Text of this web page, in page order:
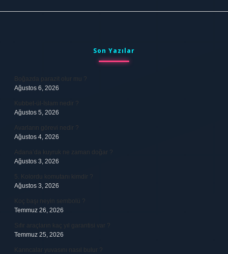
Son Yazılar
Boğazda parazit olur mu ?
Ağustos 6, 2026
Kubbet-ül-İslam nedir ?
Ağustos 5, 2026
Avarların görevi nedir ?
Ağustos 4, 2026
Adana’da kuyruk ne zaman doğar ?
Ağustos 3, 2026
5. Kolordu komutanı kimdir ?
Ağustos 3, 2026
Koç başı neyin sembolü ?
Temmuz 26, 2026
Sıfır araçların kaç yıl garantisi var ?
Temmuz 25, 2026
Karıncalar yuvasını nasıl bulur ?